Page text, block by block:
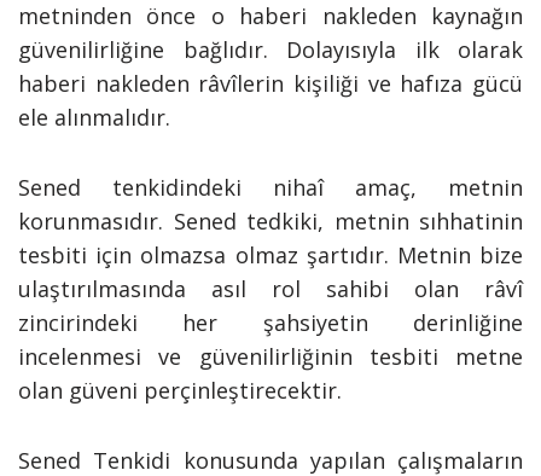
metninden önce o haberi nakleden kaynağın
güvenilirliğine bağlıdır. Dolayısıyla ilk olarak
haberi nakleden râvîlerin kişiliği ve hafıza gücü
ele alınmalıdır.
Sened tenkidindeki nihaî amaç, metnin
korunmasıdır. Sened tedkiki, metnin sıhhatinin
tesbiti için olmazsa olmaz şartıdır. Metnin bize
ulaştırılmasında asıl rol sahibi olan râvî
zincirindeki her şahsiyetin derinliğine
incelenmesi ve güvenilirliğinin tesbiti metne
olan güveni perçinleştirecektir.
Sened Tenkidi konusunda yapılan çalışmaların